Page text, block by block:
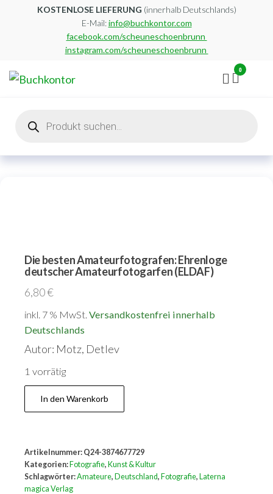
KOSTENLOSE LIEFERUNG (innerhalb Deutschlands)
E-Mail:info@buchkontor.com
facebook.com/scheuneschoenbrunn
instagram.com/scheuneschoenbrunn
0
search
Die besten Amateurfotografen: Ehrenloge
deutscher Amateurfotogarfen (ELDAF)
6,80€
inkl. 7 % MwSt. Versandkostenfrei innerhalb
Deutschlands
Autor: Motz, Detlev
1 vorrätig
besten
deutscher
Amateurfotogarfen
In den Warenkorb
Artikelnummer: Q24-3874677729
Kategorien: Fotografie, Kunst & Kultur
Schlagwörter:Amateure, Deutschland, Fotografie, Laterna
magica Verlag